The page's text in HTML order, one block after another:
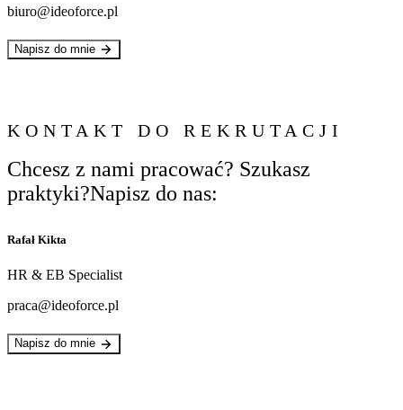
biuro@ideoforce.pl
Napisz do mnie
KONTAKT DO REKRUTACJI
Chcesz z nami pracować? Szukasz
praktyki?Napisz do nas:
Rafał Kikta
HR & EB Specialist
praca@ideoforce.pl
Napisz do mnie